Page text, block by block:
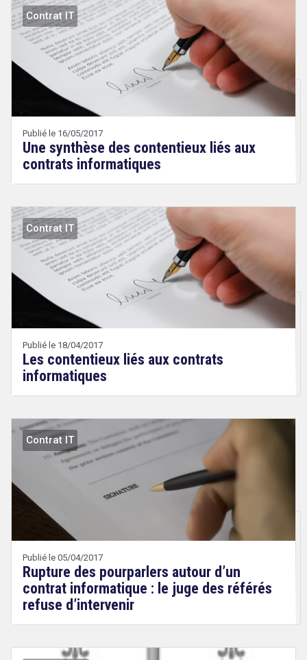
&
Technologies
Contrat IT
Publié le 16/05/2017
Une synthèse des contentieux liés aux
contrats informatiques
Technologies
Contrat IT
Publié le 18/04/2017
Les contentieux liés aux contrats
informatiques
Droit
&
Technologies
Contrat IT
Publié le 05/04/2017
Rupture des pourparlers autour d’un
contrat informatique : le juge des référés
refuse d’intervenir
search